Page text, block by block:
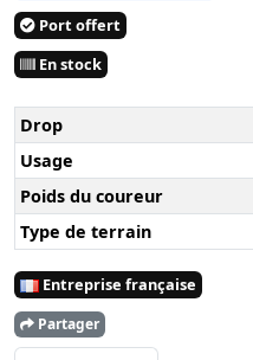
Port offert
En stock
Drop
Usage
Poids du coureur
Type de terrain
Entreprise française
Partager